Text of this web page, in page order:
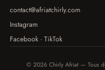
contact@afriatchirly.com
Instagram
Facebook · TikTok
© 2026 Chirly Afriat — Tous